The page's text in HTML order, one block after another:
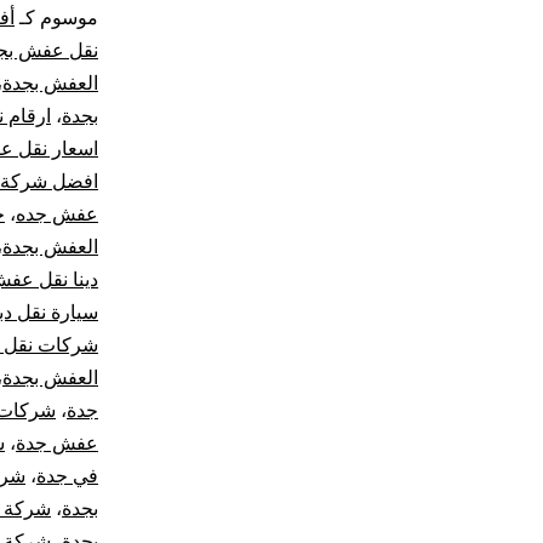
موسوم كـ
نقل عفش
العفش بجدة
بجدة،
اسعار
افضل شركة
عفش جده،
العفش بجدة
دينا نقل
سيارة نقل
شركات نقل
العفش بجدة
جدة،
عفش جدة،
في جدة،
بجدة، شركة